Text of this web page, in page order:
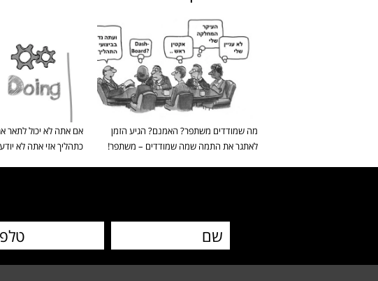
מה שמודדים משתפר? האמנם? הגיע הזמן
לאתגר את התמה שמה שמודדים – משתפר!
אם אתה לא יכול
כתהליך אזי אתה לא